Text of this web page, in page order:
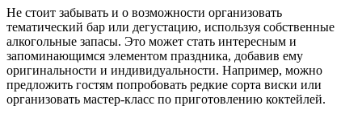
Не стоит забывать и о возможности организовать
тематический бар или дегустацию, используя собственные
алкогольные запасы. Это может стать интересным и
запоминающимся элементом праздника, добавив ему
оригинальности и индивидуальности. Например, можно
предложить гостям попробовать редкие сорта виски или
организовать мастер-класс по приготовлению коктейлей.